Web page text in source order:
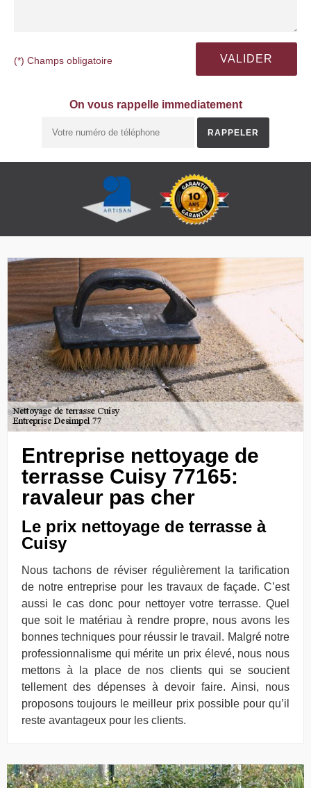
(*) Champs obligatoire
On vous rappelle immediatement
Entreprise nettoyage de
terrasse Cuisy 77165:
ravaleur pas cher
Le prix nettoyage de terrasse à
Cuisy
Nous tachons de réviser régulièrement la tarification
de notre entreprise pour les travaux de façade. C’est
aussi le cas donc pour nettoyer votre terrasse. Quel
que soit le matériau à rendre propre, nous avons les
bonnes techniques pour réussir le travail. Malgré notre
professionnalisme qui mérite un prix élevé, nous nous
mettons à la place de nos clients qui se soucient
tellement des dépenses à devoir faire. Ainsi, nous
proposons toujours le meilleur prix possible pour qu’il
reste avantageux pour les clients.